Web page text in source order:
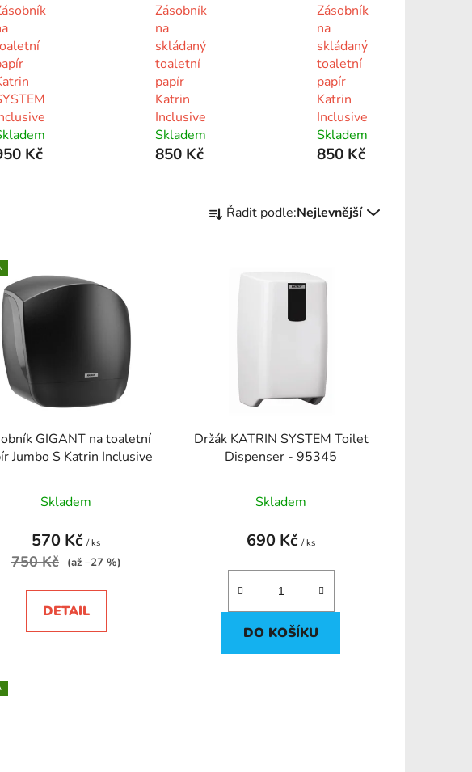
Kč
Zásobník
na
skládaný
toaletní
papír
Katrin
Inclusive
Skladem
850 Kč
Zásobník
na
skládaný
toaletní
papír
Katrin
Inclusive
Skladem
850 Kč
a
k
Řadit podle:Nejlevnější
GIGANT na toaletní
Jumbo S Katrin Inclusive
Skladem
570 Kč/ ks
750 Kč (až –27 %)
DETAIL
Držák KATRIN SYSTEM Toilet
Dispenser - 95345
Skladem
690 Kč/ ks
DO KOŠÍKU